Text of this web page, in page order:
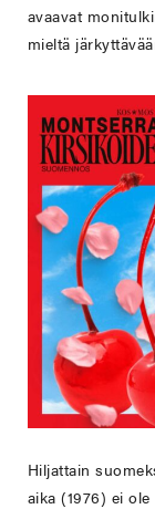
avaavat
mieltä
Hiljattain
aika (1976) ei